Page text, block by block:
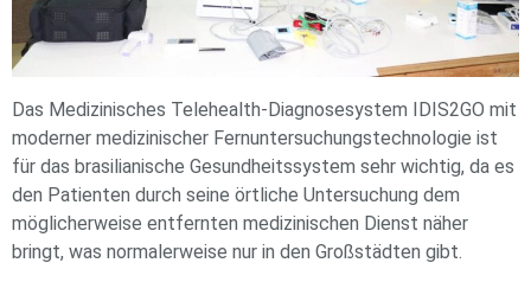
Das Medizinisches Telehealth-Diagnosesystem IDIS2GO mit
moderner medizinischer Fernuntersuchungstechnologie ist
für das brasilianische Gesundheitssystem sehr wichtig, da es
den Patienten durch seine örtliche Untersuchung dem
möglicherweise entfernten medizinischen Dienst näher
bringt, was normalerweise nur in den Großstädten gibt.